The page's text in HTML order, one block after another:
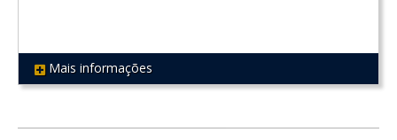
REF 353
Mais informações